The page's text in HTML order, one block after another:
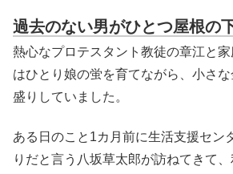
過去のない男がひとつ屋根の
熱心なプロテスタント教徒の章江と
はひとり娘の蛍を育てながら、小さ
盛りしていました。
ある日のこと1カ月前に生活支援セン
りだと言う八坂草太郎が訪ねてきて